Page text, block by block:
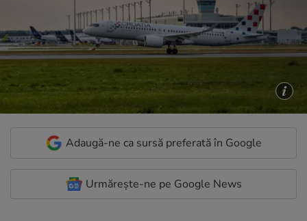
Adaugă-ne ca sursă preferată în Google
Urmărește-ne pe Google News